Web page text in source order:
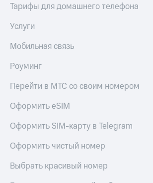
Тарифы для домашнего телефона
Услуги
Мобильная связь
Роуминг
Перейти в МТС со своим номером
Оформить eSIM
Оформить SIM-карту в Telegram
Оформить чистый номер
Выбрать красивый номер